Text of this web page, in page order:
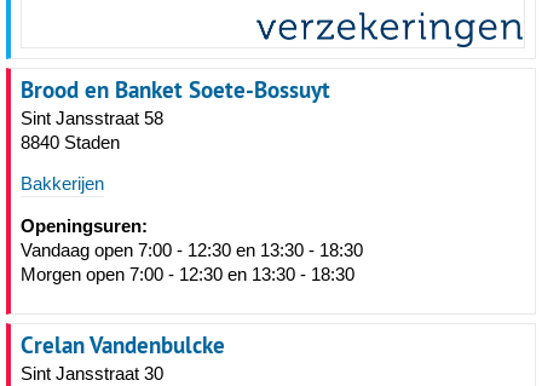
Brood en Banket Soete-Bossuyt
Sint Jansstraat 58
8840 Staden
Bakkerijen
Openingsuren:
Vandaag open 7:00 - 12:30 en 13:30 - 18:30
Morgen open 7:00 - 12:30 en 13:30 - 18:30
Crelan Vandenbulcke
Sint Jansstraat 30